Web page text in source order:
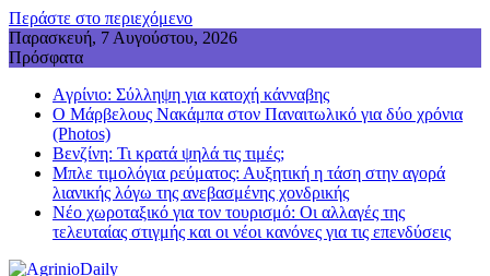
Περάστε στο περιεχόμενο
Παρασκευή, 7 Αυγούστου, 2026
Πρόσφατα
Aγρίνιο: Σύλληψη για κατοχή κάνναβης
Ο Μάρβελους Nακάμπα στον Παναιτωλικό για δύο χρόνια
(Photos)
Βενζίνη: Τι κρατά ψηλά τις τιμές;
Μπλε τιμολόγια ρεύματος: Αυξητική η τάση στην αγορά
λιανικής λόγω της ανεβασμένης χονδρικής
Νέο χωροταξικό για τον τουρισμό: Οι αλλαγές της
τελευταίας στιγμής και οι νέοι κανόνες για τις επενδύσεις